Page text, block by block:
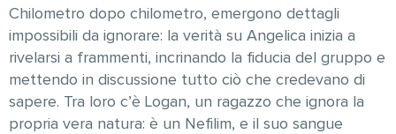
Chilometro dopo chilometro, emergono dettagli
impossibili da ignorare: la verità su Angelica inizia a
rivelarsi a frammenti, incrinando la fiducia del gruppo e
mettendo in discussione tutto ciò che credevano di
sapere. Tra loro c’è Logan, un ragazzo che ignora la
propria vera natura: è un Nefilim, e il suo sangue